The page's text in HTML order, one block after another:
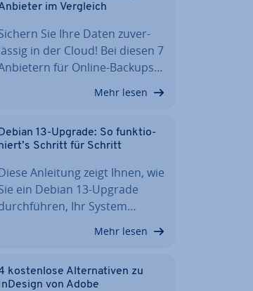
im Vergleich
Sie Ihre Daten zu­ver­
in der Cloud! Bei diesen 7
für Online-Backups…
Mehr lesen
Debian 13-Upgrade: So funk­tio­
Schritt für Schritt
Anleitung zeigt Ihnen, wie
ein Debian 13-Upgrade
Ihr System…
Mehr lesen
kos­ten­lo­se Al­ter­na­ti­ven zu
InDesign von Adobe